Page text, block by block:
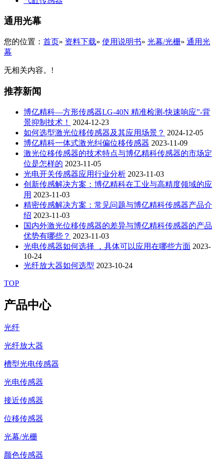
通用光幕
您的位置： 首页» 资料下载» 使用说明书» 光幕/光栅» 通用光
幕
无相关内容。!
推荐新闻
博亿精科—方形传感器LG-40N 精准检测-快速响应”-背
景抑制技术！
2024-12-23
如何选型激光位移传感器及其应用场景？ 2024-12-05
博亿精科一体式激光纠偏位移传感器 2023-11-09
激光位移传感器的技术特点与博亿精科传感器的市场定
位是怎样的 2023-11-05
光电开关传感器应用行业分析 2023-11-03
创新传感解决方案：博亿精科在工业与高精度领域的应
用 2023-11-03
精密传感解决方案：常见问题与博亿精科传感器产品介
绍 2023-11-03
国内外激光位移传感器的差异与博亿精科传感器的产品
优势有哪些？ 2023-11-03
光电传感器如何选择 ，具体可以应用在哪些方面 2023-
10-24
光纤放大器如何选型 2023-10-24
TOP
产品中心
光纤
光纤放大器
槽型光电传感器
光电传感器
接近传感器
位移传感器
光幕/光栅
颜色传感器